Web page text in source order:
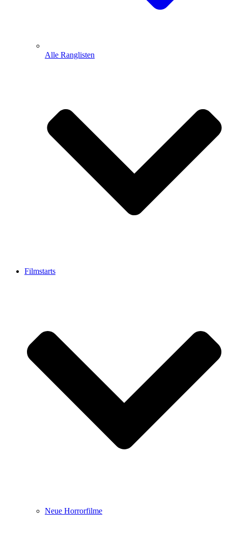
Alle Ranglisten
Filmstarts
Neue Horrorfilme